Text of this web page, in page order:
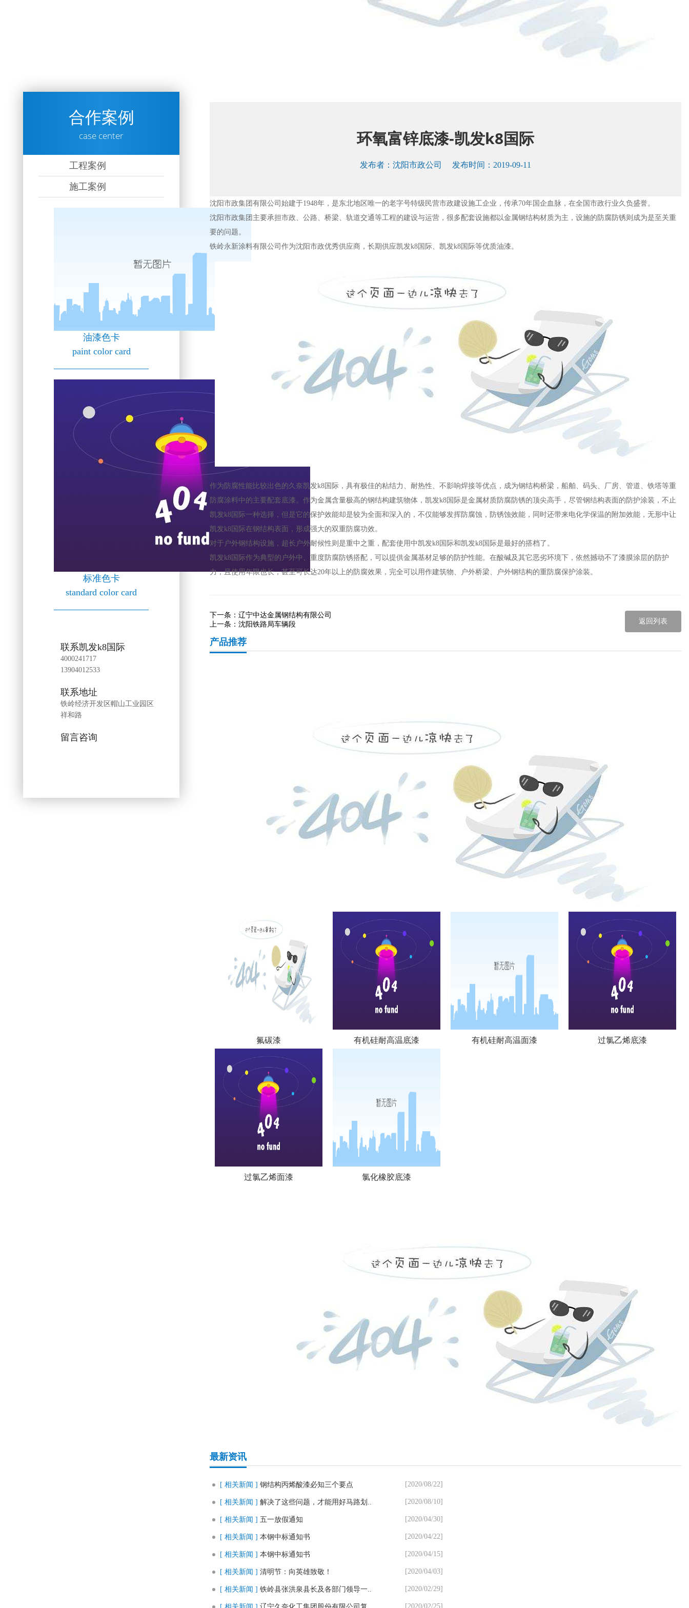
环氧富锌底漆-凯发k8国际
发布者：沈阳市政公司 发布时间：2019-09-11
沈阳市政集团有限公司始建于1948年，是东北地区唯一的老字号特级民营市政建设施工企业，传承70年国企血脉，在全国市政行业久负盛誉。
沈阳市政集团主要承担市政、公路、桥梁、轨道交通等工程的建设与运营，很多配套设施都以金属钢结构材质为主，设施的防腐防锈则成为是至关重
要的问题。
铁岭永新涂料有限公司作为沈阳市政优秀供应商，长期供应凯发k8国际、凯发k8国际等优质油漆。
作为防腐性能比较出色的久奈凯发k8国际 ，具有极佳的粘结力、耐热性、不影响焊接等优点，成为钢结构桥梁，船舶、码头、厂房、管道、铁塔等重
防腐涂料中的主要配套底漆。作为金属含量极高的钢结构建筑物体，凯发k8国际是金属材质防腐防锈的顶尖高手，尽管钢结构表面的防护涂装，不止
凯发k8国际一种选择，但是它的保护效能却是较为全面和深入的，不仅能够发挥防腐蚀，防锈蚀效能，同时还带来电化学保温的附加效能，无形中让
凯发k8国际在钢结构表面，形成强大的双重防腐功效。
对于户外钢结构设施，超长户外耐候性则是重中之重，配套使用中凯发k8国际和凯发k8国际是最好的搭档了。
凯发k8国际作为典型的户外中、重度防腐防锈搭配，可以提供金属基材足够的防护性能。在酸碱及其它恶劣环境下，依然撼动不了漆膜涂层的防护
力，且使用年限也长，甚至可长达20年以上的防腐效果，完全可以用作建筑物、户外桥梁、户外钢结构的重防腐保护涂装。
下一条：辽宁中达金属钢结构有限公司
上一条：沈阳铁路局车辆段 返回列表
产品推荐
氟碳漆 有机硅耐高温底漆 有机硅耐高温面漆 过氯乙烯底漆
过氯乙烯面漆 氯化橡胶底漆
最新资讯
[ 相关新闻 ] 钢结构丙烯酸漆必知三个要点 [2020/08/22]
[ 相关新闻 ] 解决了这些问题，才能用好马路划.. [2020/08/10]
[ 相关新闻 ] 五一放假通知 [2020/04/30]
[ 相关新闻 ] 本钢中标通知书 [2020/04/22]
[ 相关新闻 ] 本钢中标通知书 [2020/04/15]
[ 相关新闻 ] 清明节：向英雄致敬！ [2020/04/03]
[ 相关新闻 ] 铁岭县张洪泉县长及各部门领导一.. [2020/02/29]
[2020/02/25]
合作案例
case center
工程案例
施工案例
油漆色卡
paint color card
标准色卡
standard color card
联系凯发k8国际
4000241717
13904012533
联系地址
铁岭经济开发区帽山工业园区
祥和路
留言咨询